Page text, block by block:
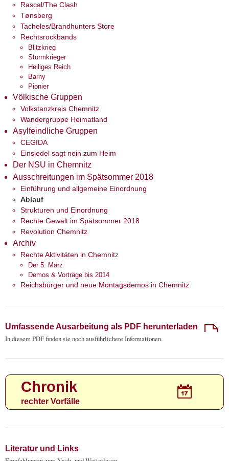
Rascal/The Clash
Tønsberg
Tacheles/Brandhunters Store
Rechtsrockbands
Blitzkrieg
Sturmkrieger
Heiliges Reich
Barny
Pionier
Völkische Gruppen
Volkstanzkreis Chemnitz
Wandergruppe Heimatland
Asylfeindliche Gruppen
CEGIDA
Einsiedel sagt nein zum Heim
Der NSU in Chemnitz
Ausschreitungen im Spätsommer 2018
Einführung und allgemeine Einordnung
Ablauf
Strukturen und Einordnung
Rechte Gewalt im Spätsommer 2018
Revolution Chemnitz
Archiv
Rechte Aktivitäten in Chemnitz
Der 5. März
Demos & Vorträge bis 2014
Reichsbürger und neue Montagsdemos in Chemnitz
Umfassende Ausarbeitung als PDF herunterladen
In diesem PDF finden sie noch ausführlichere Informationen.
Chronik
rechter Vorfälle
Literatur und Links